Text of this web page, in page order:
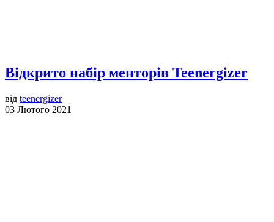
Відкрито набір менторів Teenergizer
від teenergizer
03 Лютого 2021